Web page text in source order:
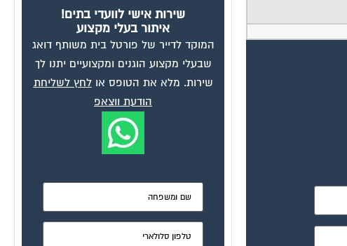
שירות אישי לוועדי בתים!
איתור בעלי מקצוע
המוקד לדייר של פורטל בית משותף דואג
שבעלי מקצוע הוגנים ומקצועיים יתנו לך
שירות. מלא את הטופס אולחץ לשליחת
הודעת ווצאפ